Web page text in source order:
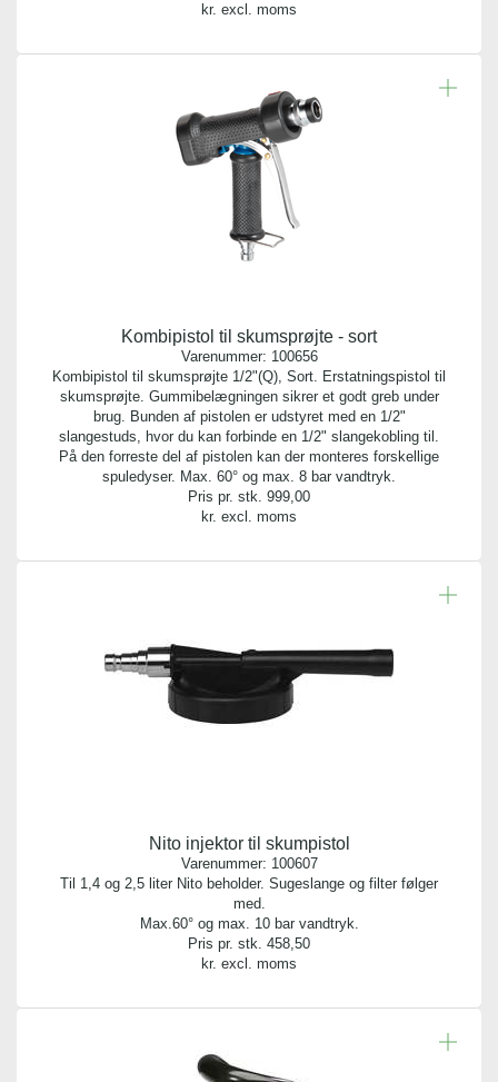
kr. excl. moms
Kombipistol til skumsprøjte - sort
Varenummer: 100656
Kombipistol til skumsprøjte 1/2"(Q), Sort. Erstatningspistol til
skumsprøjte. Gummibelægningen sikrer et godt greb under
brug. Bunden af pistolen er udstyret med en 1/2"
slangestuds, hvor du kan forbinde en 1/2" slangekobling til.
På den forreste del af pistolen kan der monteres forskellige
spuledyser. Max. 60° og max. 8 bar vandtryk.
Pris pr. stk. 999,00
kr. excl. moms
Nito injektor til skumpistol
Varenummer: 100607
Til 1,4 og 2,5 liter Nito beholder. Sugeslange og filter følger
med.
Max.60° og max. 10 bar vandtryk.
Pris pr. stk. 458,50
kr. excl. moms